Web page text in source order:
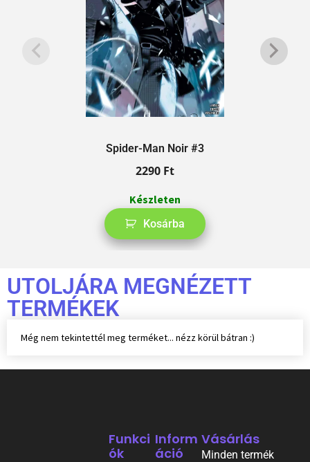
Spider-Man Noir #3
2290 Ft
Készleten
Kosárba
UTOLJÁRA MEGNÉZETT
TERMÉKEK
Még nem tekintettél meg terméket... nézz körül bátran :)
Inform
Áció
Funkci
Ók
Vásárlás
Minden termék